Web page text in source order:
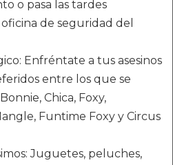
o pasa las tardes
de seguridad del
Enfréntate a tus asesinos
entre los que se
Chica, Foxy,
Funtime Foxy y Circus
Juguetes, peluches,